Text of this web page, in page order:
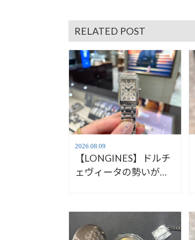
RELATED POST
2026.08.09
【LONGINES】ドルチ
ェヴィータの勢いがす